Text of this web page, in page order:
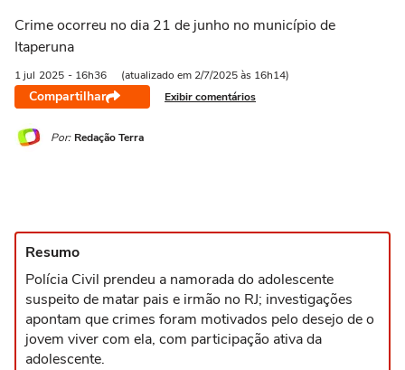
Crime ocorreu no dia 21 de junho no município de
Itaperuna
1 jul 2025 - 16h36 (atualizado em 2/7/2025 às 16h14)
Compartilhar Exibir comentários
Por: Redação Terra
Resumo
Polícia Civil prendeu a namorada do adolescente
suspeito de matar pais e irmão no RJ; investigações
apontam que crimes foram motivados pelo desejo de o
jovem viver com ela, com participação ativa da
adolescente.